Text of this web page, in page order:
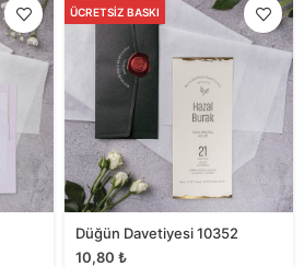
ÜCRETSIZ BASKI
Düğün Davetiyesi 10352
10,80 ₺